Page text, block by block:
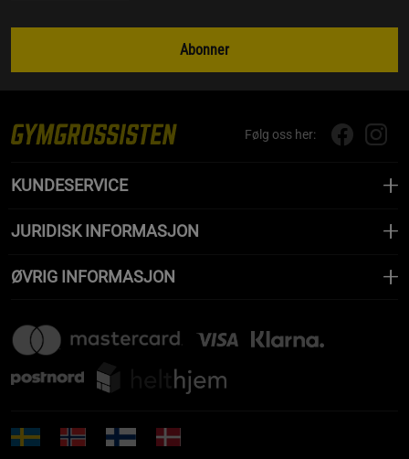
Abonner
Følg oss her:
KUNDESERVICE
JURIDISK INFORMASJON
ØVRIG INFORMASJON